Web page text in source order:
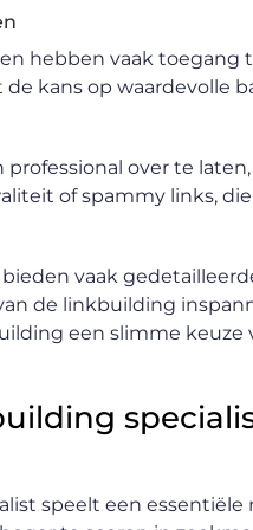
hebben vaak
kans op waardevolle
professional over te
of spammy links,
vaak
de linkbuilding
een slimme keuze
speelt een